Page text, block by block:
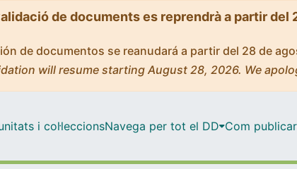
de documents es reprendrà a partir del
de documentos se reanudará a partir del 28 de
will resume starting August 28, 2026. We
i col·leccionsNavega per tot el DD Com publicar